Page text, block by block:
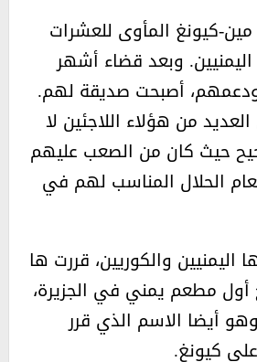
كيونغ المأوى للعشرات
وبعد قضاء أشهر
أصبحت صديقة لهم.
من هؤلاء اللاجئين لا
حيث كان من الصعب عليهم
الحلال المناسب لهم في
والكوريين، قررت ها
أول مطعم يمني في الجزيرة،
أيضا الاسم الذي قرر
كيونغ.